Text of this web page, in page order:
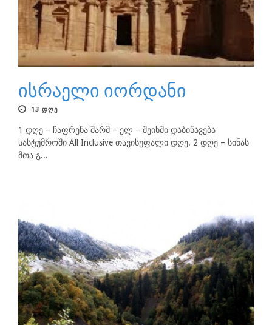
ისრაელი იორდანი
13 ᲓᲦᲔ
1 დღე – ჩაფრენა შარმ – ელ – შეიხში დაბინავება
სასტუმროში All Inclusive თავისუფალი დღე. 2 დღე – სინას
მთა გ...